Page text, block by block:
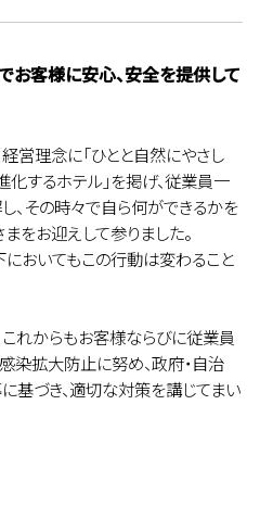
お客様に安心、安全を提供して
営理念に「ひとと自然にやさし
化するホテル」を掲げ、従業員一
、その時々で自ら何ができるかを
をお迎えして参りました。
おいてもこの行動は変わること
これからもお客様ならびに従業員
染拡大防止に努め、政府・自治
基づき、適切な対策を講じてまい